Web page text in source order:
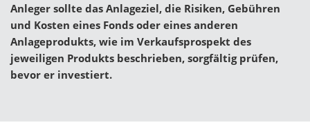
Anleger sollte das Anlageziel, die Risiken, Gebühren
und Kosten eines Fonds oder eines anderen
Anlageprodukts, wie im Verkaufsprospekt des
jeweiligen Produkts beschrieben, sorgfältig prüfen,
bevor er investiert.